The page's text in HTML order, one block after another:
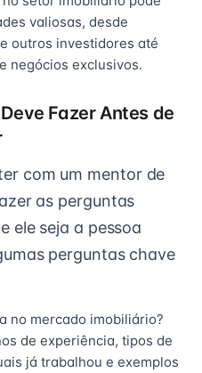
valiosas, desde
outros investidores até
negócios exclusivos.
Fazer Antes de
com um mentor de
as perguntas
ele seja a pessoa
perguntas chave
no mercado imobiliário?
de experiência, tipos de
já trabalhou e exemplos